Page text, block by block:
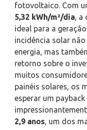
fotovoltaico. Com
5,32 kWh/m²/dia ,
ideal para a
incidência solar
energia, mas
retorno sobre o
muitos
painéis solares, os
esperar um
2,9 anos , um dos